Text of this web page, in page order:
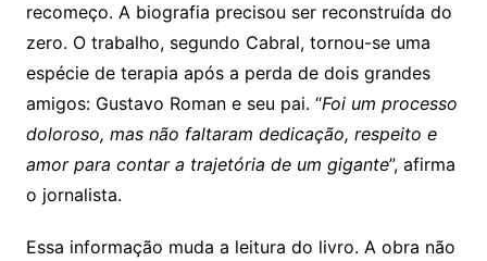
recomeço. A biografia precisou ser reconstruída do
zero. O trabalho, segundo Cabral, tornou-se uma
espécie de terapia após a perda de dois grandes
amigos: Gustavo Roman e seu pai. “Foi um processo
doloroso, mas não faltaram dedicação, respeito e
amor para contar a trajetória de um gigante”, afirma
o jornalista.
Essa informação muda a leitura do livro. A obra não